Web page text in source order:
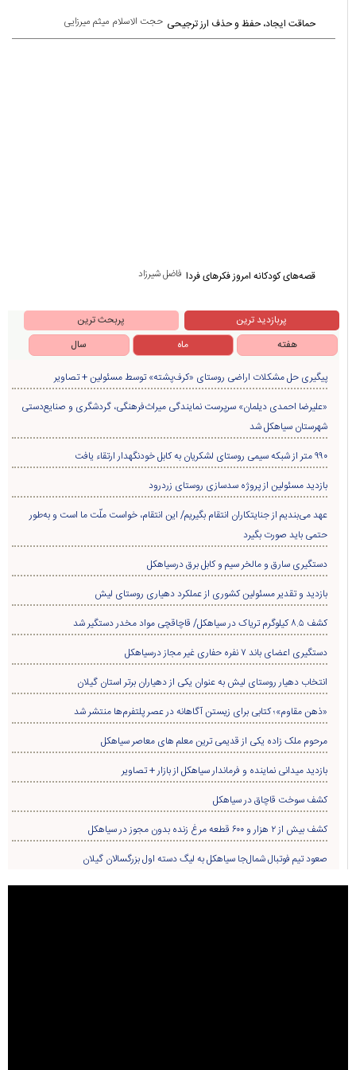
حجت الاسلام میثم میرزایی حماقت ایجاد، حفظ و حذف ارز ترجیحی
فاضل شیرزاد قصه‌های کودکانه امروز فکرهای فردا
پربازدید ترین
پربحث ترین
هفته
ماه سال
پیگیری حل مشکلات اراضی روستای «کرف‌پشته» توسط مسئولین + تصاویر
«علیرضا احمدی دیلمان» سرپرست نمایندگی میراث‌فرهنگی، گردشگری و صنایع‌دستی
شهرستان سیاهکل شد
۹۹۰ متر از شبکه سیمی روستای لشکریان به کابل خودنگهدار ارتقاء یافت
بازدید مسئولین از پروژه سدسازی روستای زردرود
عهد می‌بندیم از جنایتکاران انتقام بگیریم/ این انتقام، خواست ملّت ما است و به‌طور
حتمی باید صورت بگیرد
دستگیری سارق و مالخر سیم و کابل برق درسیاهکل
بازدید و تقدیر مسئولین کشوری از عملکرد دهیاری روستای لیش
کشف ۸.۵ کیلوگرم تریاک در سیاهکل/ قاچاقچی مواد مخدر دستگیر شد
دستگیری اعضای باند ۷ نفره حفاری غير مجاز درسیاهکل
انتخاب دهیار روستای لیش به عنوان یکی از دهیاران برتر استان گیلان
«ذهن مقاوم»؛ کتابی برای زیستن آگاهانه در عصر پلتفرم‌ها منتشر شد
مرحوم ملک زاده یکی از قدیمی ترین معلم های معاصر سیاهکل
بازدید میدانی نماینده و فرماندار سیاهکل از بازار + تصاویر
کشف سوخت قاچاق در سياهکل
کشف بیش از ۲ هزار و ۶۰۰ قطعه مرغ زنده بدون مجوز در سیاهکل
صعود تیم فوتبال شمال‌جا‌ سیاهکل به لیگ دسته اول بزرگسالان گیلان